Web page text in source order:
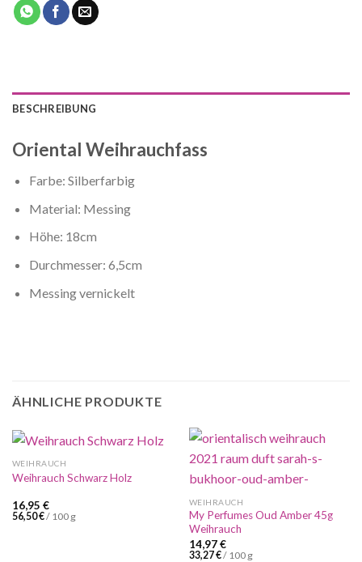
BESCHREIBUNG
Oriental Weihrauchfass
Farbe: Silberfarbig
Material: Messing
Höhe: 18cm
Durchmesser: 6,5cm
Messing vernickelt
ÄHNLICHE PRODUKTE
WEIHRAUCH
Weihrauch Schwarz Holz
16,95 €
56,50€/ 100 g
WEIHRAUCH
My Perfumes Oud Amber 45g
Weihrauch
14,97€
33,27€/ 100 g